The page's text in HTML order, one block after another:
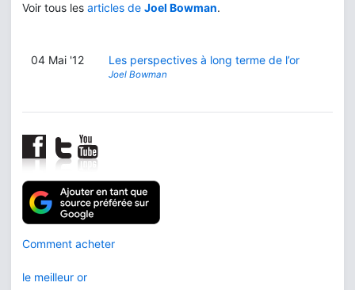
Voir tous les articles de Joel Bowman.
04 Mai '12 Les perspectives à long terme de l’or
Joel Bowman
Comment acheter
le meilleur or